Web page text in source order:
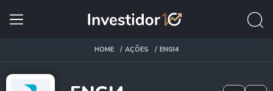
HOME AÇÕES ENGI4